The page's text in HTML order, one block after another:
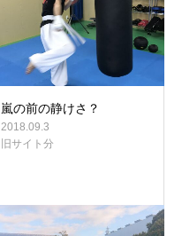
嵐の前の静けさ？
2018.09.3
旧サイト分